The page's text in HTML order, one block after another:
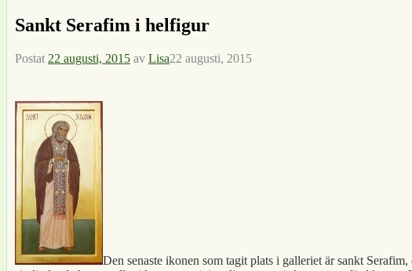
Sankt Serafim i helfigur
Postat 22 augusti, 2015 av Lisa22 augusti, 2015
Den senaste ikonen som tagit plats i galleriet är sankt